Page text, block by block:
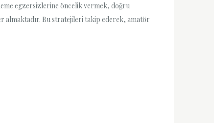
egzersizlerine öncelik vermek, doğru
almaktadır. Bu stratejileri takip ederek, amatör